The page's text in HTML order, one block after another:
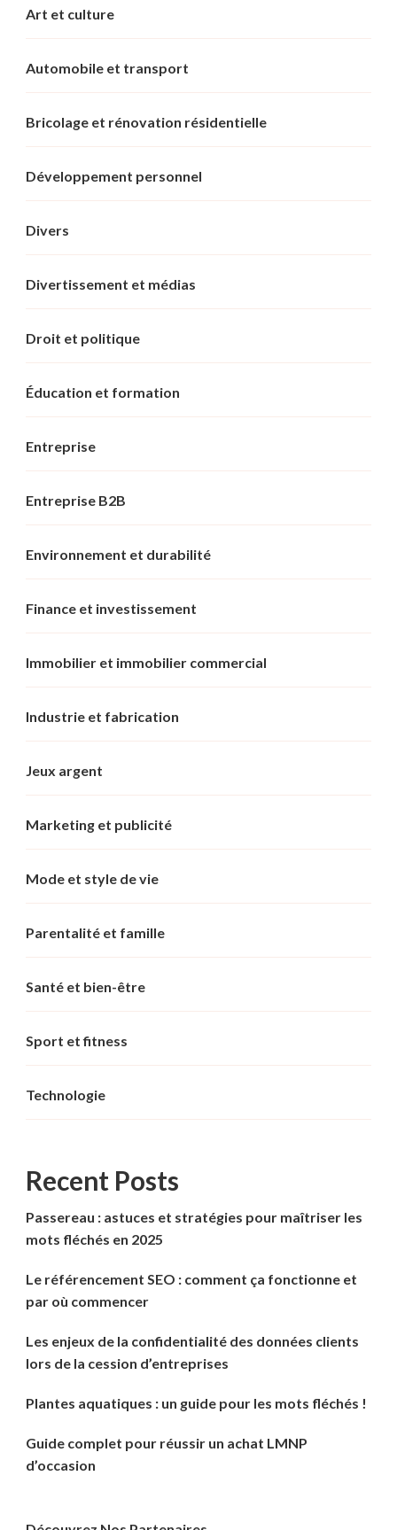
Art et culture
Automobile et transport
Bricolage et rénovation résidentielle
Développement personnel
Divers
Divertissement et médias
Droit et politique
Éducation et formation
Entreprise
Entreprise B2B
Environnement et durabilité
Finance et investissement
Immobilier et immobilier commercial
Industrie et fabrication
Jeux argent
Marketing et publicité
Mode et style de vie
Parentalité et famille
Santé et bien-être
Sport et fitness
Technologie
Recent Posts
Passereau : astuces et stratégies pour maîtriser les
mots fléchés en 2025
Le référencement SEO : comment ça fonctionne et
par où commencer
Les enjeux de la confidentialité des données clients
lors de la cession d’entreprises
Plantes aquatiques : un guide pour les mots fléchés !
Guide complet pour réussir un achat LMNP
d’occasion